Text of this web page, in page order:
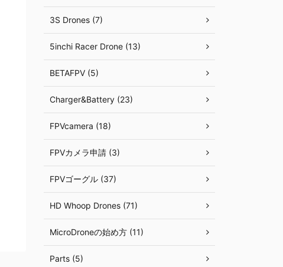
3S Drones (7)
5inchi Racer Drone (13)
BETAFPV (5)
Charger&Battery (23)
FPVcamera (18)
FPVカメラ申請 (3)
FPVゴーグル (37)
HD Whoop Drones (71)
MicroDroneの始め方 (11)
Parts (5)